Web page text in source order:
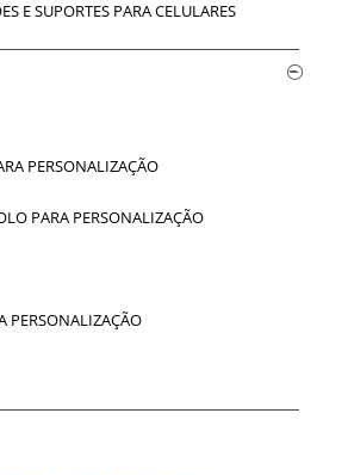
E SUPORTES PARA CELULARES
PERSONALIZAÇÃO
PARA PERSONALIZAÇÃO
PERSONALIZAÇÃO